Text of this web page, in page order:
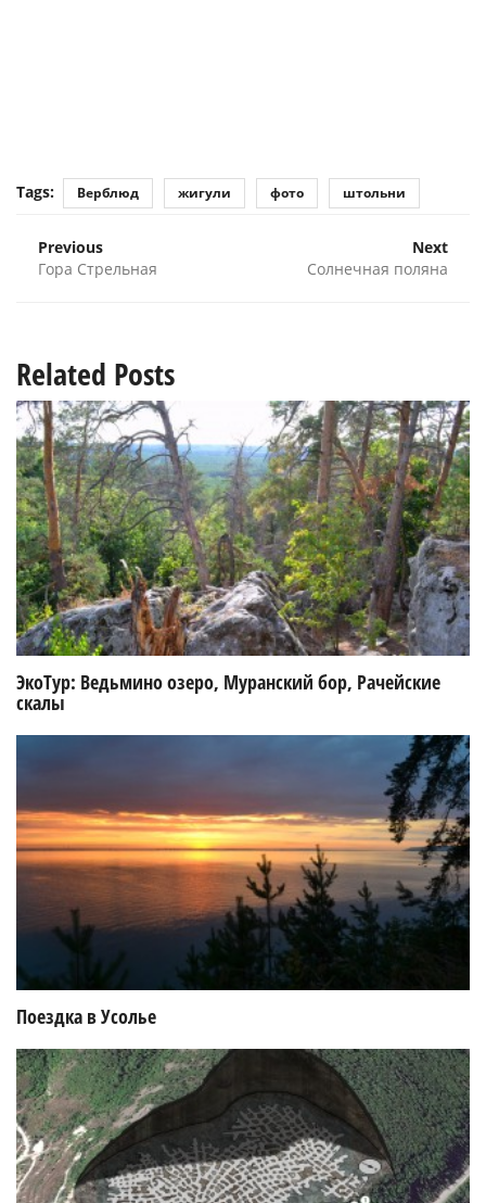
Tags: Верблюд жигули фото штольни
Previous
Гора Стрельная
Next
Солнечная поляна
Related Posts
ЭкоТур: Ведьмино озеро, Муранский бор, Рачейские
скалы
Поездка в Усолье